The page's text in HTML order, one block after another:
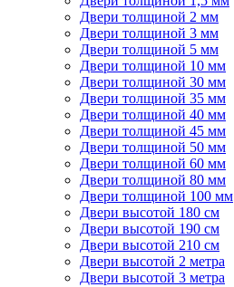
Двери толщиной 2 мм
Двери толщиной 3 мм
Двери толщиной 5 мм
Двери толщиной 10 мм
Двери толщиной 30 мм
Двери толщиной 35 мм
Двери толщиной 40 мм
Двери толщиной 45 мм
Двери толщиной 50 мм
Двери толщиной 60 мм
Двери толщиной 80 мм
Двери толщиной 100 мм
Двери высотой 180 см
Двери высотой 190 см
Двери высотой 210 см
Двери высотой 2 метра
Двери высотой 3 метра